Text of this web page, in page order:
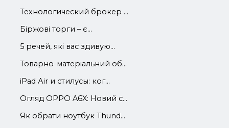
Технологический брокер ...
Біржові торги – є...
5 речей, які вас здивую...
Товарно-матеріальний об...
iРad Аir и стилусы: ког...
Огляд OPPO A6X: Новий с...
Як обрати ноутбук Thund...